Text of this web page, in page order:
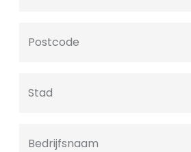
Postcode
Stad
Bedrijfsnaam